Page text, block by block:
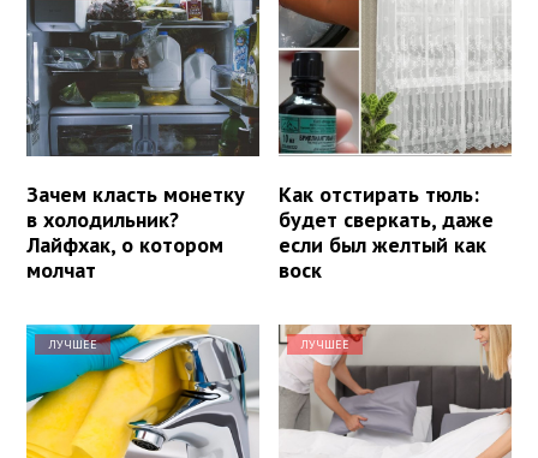
Зачем класть монетку
в холодильник?
Лайфхак, о котором
молчат
Как отстирать тюль:
будет сверкать, даже
если был желтый как
воск
ЛУЧШЕЕ ЛУЧШЕЕ